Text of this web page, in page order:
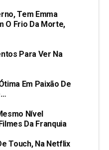
Tem Emma
O Frio Da Morte,
Para Ver Na
Em Paixão De
Nível
Da Franquia
Touch, Na Netflix